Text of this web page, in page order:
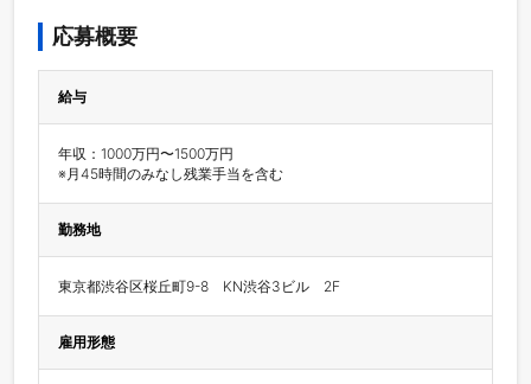
応募概要
給与
年収：1000万円〜1500万円
※月45時間のみなし残業手当を含む
勤務地
雇用形態